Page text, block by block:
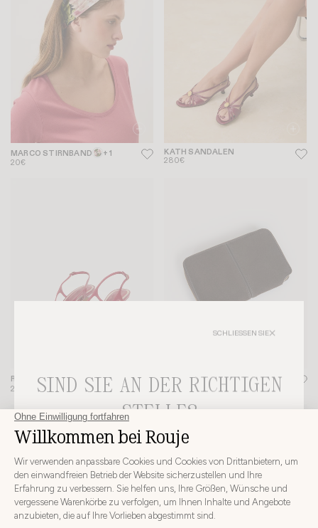
SCHLIESSEN SIE
SIND SIE AN DER RICHTIGEN
STELLE?
WÄHLEN SIE IHR LIEFERLAND UND IHRE SPRACHE, BEVOR
SIE IHRE BESTELLUNG AUFGEBEN
MARCO STIRNBAND + 1
20€
KATH SANDALEN
280€
ROSA-PUMPEN + 2
280€
MÜNZBÖRSE RISTRETTO + 3
140€